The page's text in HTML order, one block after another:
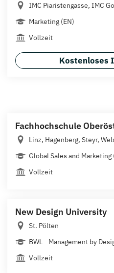
IMC Piaristengasse, IMC
Marketing (EN)
Vollzeit
Kostenloses
Fachhochschule
Linz, Hagenberg, Steyr,
Global Sales and
Vollzeit
New Design University
St. Pölten
BWL - Management by
Vollzeit